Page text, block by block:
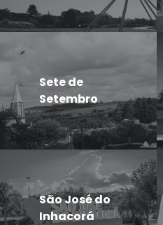
Sete de
Setembro
São José do
Inhacorá